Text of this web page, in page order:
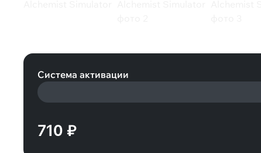
Система активации
710 ₽